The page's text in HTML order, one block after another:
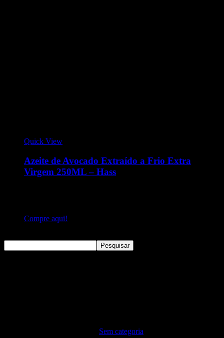
Quick View
Azeite de Avocado Extraído a Frio Extra
Virgem 250ML – Hass
Compre aqui!
Pesquisar
Sem categoria